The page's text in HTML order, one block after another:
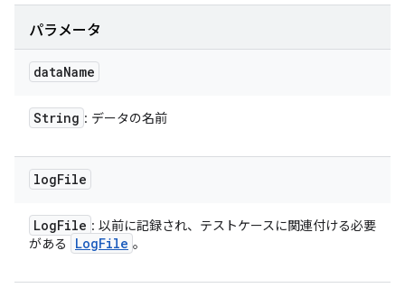
パラメータ
dataName
String : データの名前
logFile
LogFile : 以前に記録され、テストケースに関連付ける必要
がある
LogFile 。